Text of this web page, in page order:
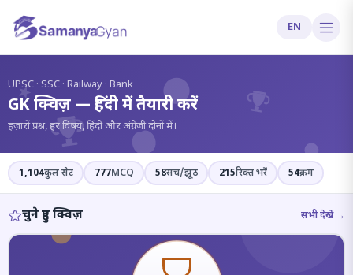
EN
?
UPSC · SSC · Railway · Bank
GK क्विज़ — हिंदी में तैयारी करें
हज़ारों प्रश्न, हर विषय, हिंदी और अंग्रेज़ी दोनों में।
1,104कुल सेट 777MCQ 58सच/झूठ 215रिक्त भरें 54क्रम
चुने हुए क्विज़ सभी देखें →